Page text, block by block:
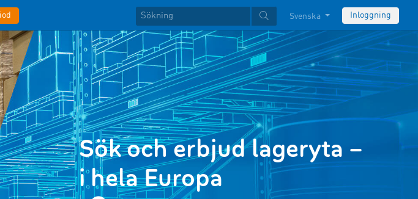
Svenska Inloggning
Sök och erbjud lageryta –
i hela Europa